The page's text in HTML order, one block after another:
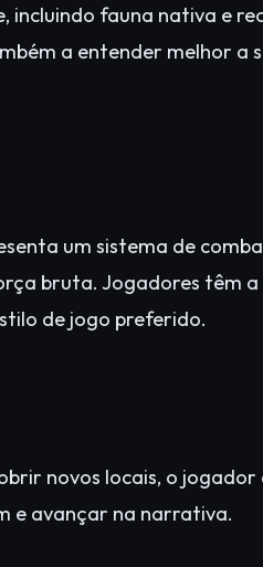
incluindo fauna nativa e
a entender melhor a
um sistema de
bruta. Jogadores têm
de jogo preferido.
novos locais, o jogador
e avançar na narrativa.